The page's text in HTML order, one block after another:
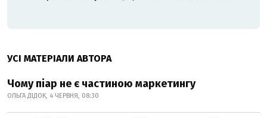
УСІ МАТЕРІАЛИ АВТОРА
Чому піар не є частиною маркетингу
ОЛЬГА ДІДОК, 4 ЧЕРВНЯ, 08:30